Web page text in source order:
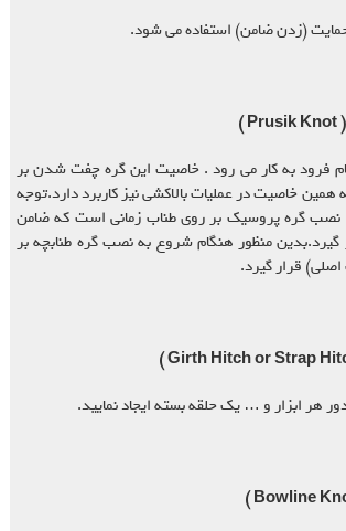
(زدن ضامن) استفاده می شود.
( Prusik Knot
فرود به کار می رود . خاصیت این گره چفت شدن بر
خاصیت در عملیات بالاکشی نیز کاربرد دارد.توجه
گره پروسیک بر روی طناب زمانی است که ضامن
گیرد.بدین منظور هنگام شروع به نصب گره طنابچه بر
قرار گیرد.
( Girth Hitch or Strap
هر ابزار و … یک حلقه بسته ایجاد نمایید.
( Bowline